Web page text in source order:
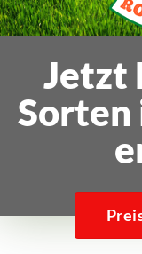
Jetzt
Sorten